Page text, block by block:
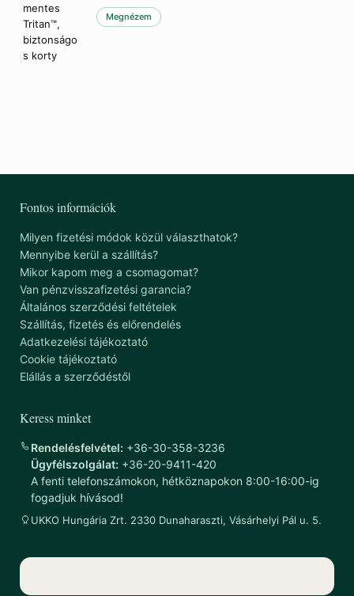
mentes
Tritan™,
biztonságo
s korty
Megnézem
Fontos információk
Milyen fizetési módok közül választhatok?
Mennyibe kerül a szállítás?
Mikor kapom meg a csomagomat?
Van pénzvisszafizetési garancia?
Általános szerződési feltételek
Szállítás, fizetés és előrendelés
Adatkezelési tájékoztató
Cookie tájékoztató
Elállás a szerződéstől
Keress minket
Rendelésfelvétel: +36-30-358-3236
Ügyfélszolgálat: +36-20-9411-420
A fenti telefonszámokon, hétköznapokon 8:00-16:00-ig
fogadjuk hívásod!
UKKO Hungária Zrt. 2330 Dunaharaszti, Vásárhelyi Pál u. 5.